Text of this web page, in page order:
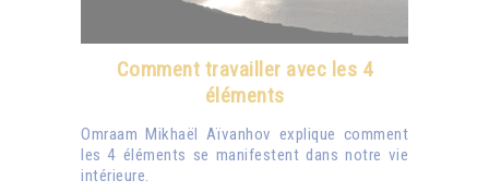
Comment travailler avec les 4
éléments
Omraam Mikhaël Aïvanhov explique comment
les 4 éléments se manifestent dans notre vie
intérieure.